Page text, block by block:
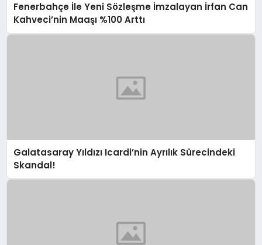
Fenerbahçe İle Yeni Sözleşme İmzalayan İrfan Can
Kahveci’nin Maaşı %100 Arttı
Galatasaray Yıldızı Icardi’nin Ayrılık Sürecindeki
Skandal!